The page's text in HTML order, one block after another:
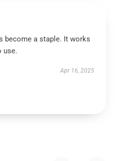
become a staple. It works
use.
Apr 16, 2025